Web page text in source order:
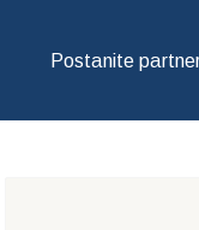
Postanite